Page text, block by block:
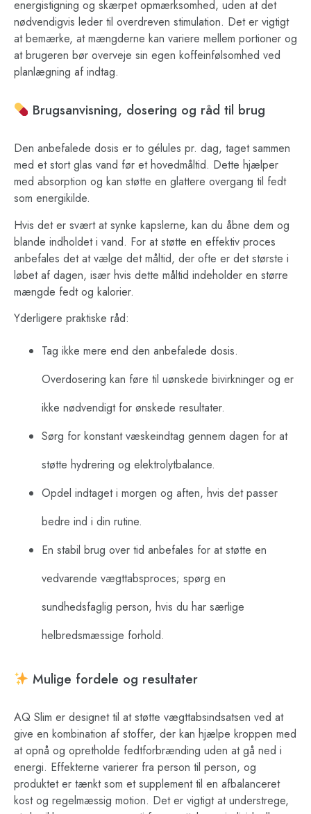
energistigning og skærpet opmærksomhed, uden at det
nødvendigvis leder til overdreven stimulation. Det er vigtigt
at bemærke, at mængderne kan variere mellem portioner og
at brugeren bør overveje sin egen koffeinfølsomhed ved
planlægning af indtag.
Brugsanvisning, dosering og råd til brug
Den anbefalede dosis er to gélules pr. dag, taget sammen
med et stort glas vand før et hovedmåltid. Dette hjælper
med absorption og kan støtte en glattere overgang til fedt
som energikilde.
Hvis det er svært at synke kapslerne, kan du åbne dem og
blande indholdet i vand. For at støtte en effektiv proces
anbefales det at vælge det måltid, der ofte er det største i
løbet af dagen, især hvis dette måltid indeholder en større
mængde fedt og kalorier.
Yderligere praktiske råd:
Tag ikke mere end den anbefalede dosis.
Overdosering kan føre til uønskede bivirkninger og er
ikke nødvendigt for ønskede resultater.
Sørg for konstant væskeindtag gennem dagen for at
støtte hydrering og elektrolytbalance.
Opdel indtaget i morgen og aften, hvis det passer
bedre ind i din rutine.
En stabil brug over tid anbefales for at støtte en
vedvarende vægttabsproces; spørg en
sundhedsfaglig person, hvis du har særlige
helbredsmæssige forhold.
Mulige fordele og resultater
AQ Slim er designet til at støtte vægttabsindsatsen ved at
give en kombination af stoffer, der kan hjælpe kroppen med
at opnå og opretholde fedtforbrænding uden at gå ned i
energi. Effekterne varierer fra person til person, og
produktet er tænkt som et supplement til en afbalanceret
kost og regelmæssig motion. Det er vigtigt at understrege,